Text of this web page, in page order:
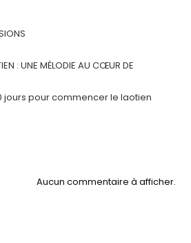
: UNE MÉLODIE AU CŒUR DE
jours pour commencer le laotien
Aucun commentaire à afficher.